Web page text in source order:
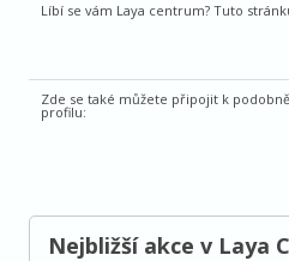
Líbí se vám Laya centrum? Tuto
Zde se také můžete připojit k
profilu:
Nejbližší akce v Laya